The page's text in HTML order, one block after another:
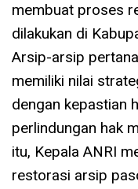
membuat proses
dilakukan di
Arsip-arsip
memiliki nilai
dengan kepastian
perlindungan hak
itu, Kepala ANRI
restorasi arsip